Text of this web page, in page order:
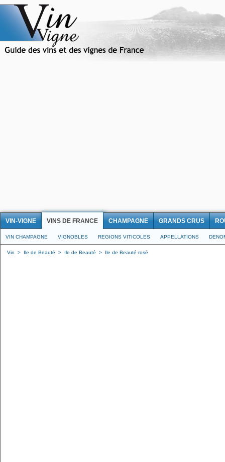
VIN-VIGNE VINS DE FRANCE CHAMPAGNE GRANDS CRUS
VIN CHAMPAGNE VIGNOBLES REGIONS VITICOLES APPELLATIONS
Vin > Ile de Beauté > Ile de Beauté > Ile de Beauté rosé